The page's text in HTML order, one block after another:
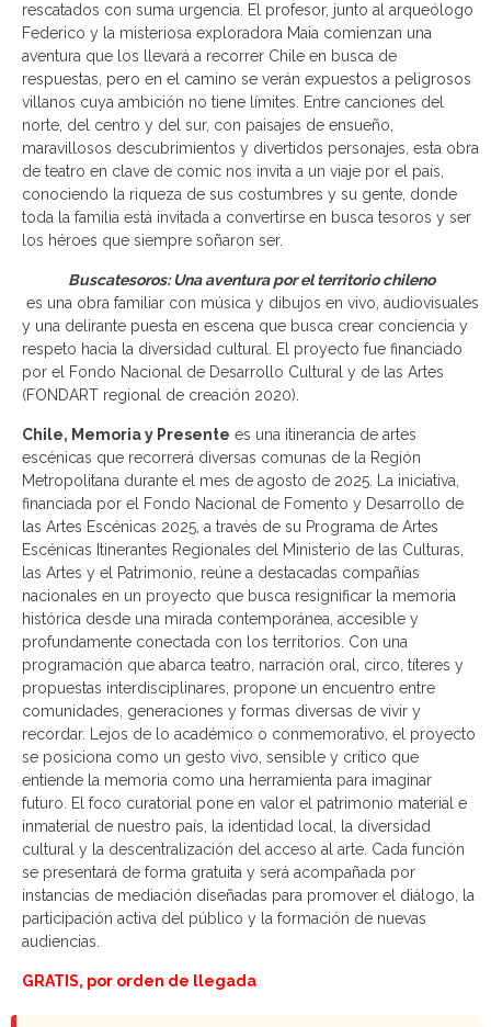
rescatados con suma urgencia. El profesor, junto al arqueólogo
Federico y la misteriosa exploradora Maia comienzan una
aventura que los llevará a recorrer Chile en busca de
respuestas, pero en el camino se verán expuestos a peligrosos
villanos cuya ambición no tiene límites. Entre canciones del
norte, del centro y del sur, con paisajes de ensueño,
maravillosos descubrimientos y divertidos personajes, esta obra
de teatro en clave de comic nos invita a un viaje por el país,
conociendo la riqueza de sus costumbres y su gente, donde
toda la familia está invitada a convertirse en busca tesoros y ser
los héroes que siempre soñaron ser.
Buscatesoros: Una aventura por el territorio chileno
es una obra familiar con música y dibujos en vivo, audiovisuales
y una delirante puesta en escena que busca crear conciencia y
respeto hacia la diversidad cultural. El proyecto fue financiado
por el Fondo Nacional de Desarrollo Cultural y de las Artes
(FONDART regional de creación 2020).
Chile, Memoria y Presente es una itinerancia de artes
escénicas que recorrerá diversas comunas de la Región
Metropolitana durante el mes de agosto de 2025. La iniciativa,
financiada por el Fondo Nacional de Fomento y Desarrollo de
las Artes Escénicas 2025, a través de su Programa de Artes
Escénicas Itinerantes Regionales del Ministerio de las Culturas,
las Artes y el Patrimonio, reúne a destacadas compañías
nacionales en un proyecto que busca resignificar la memoria
histórica desde una mirada contemporánea, accesible y
profundamente conectada con los territorios. Con una
programación que abarca teatro, narración oral, circo, títeres y
propuestas interdisciplinares, propone un encuentro entre
comunidades, generaciones y formas diversas de vivir y
recordar. Lejos de lo académico o conmemorativo, el proyecto
se posiciona como un gesto vivo, sensible y crítico que
entiende la memoria como una herramienta para imaginar
futuro. El foco curatorial pone en valor el patrimonio material e
inmaterial de nuestro país, la identidad local, la diversidad
cultural y la descentralización del acceso al arte. Cada función
se presentará de forma gratuita y será acompañada por
instancias de mediación diseñadas para promover el diálogo, la
participación activa del público y la formación de nuevas
audiencias.
GRATIS, por orden de llegada